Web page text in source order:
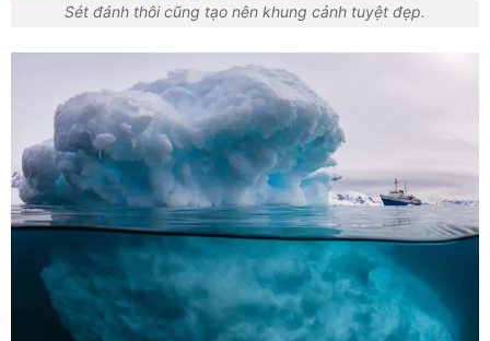
Sét đánh thôi cũng tạo nên khung cảnh tuyệt đẹp.